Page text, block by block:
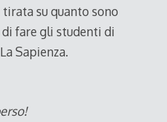
su quanto sono
fare gli studenti di
Sapienza.